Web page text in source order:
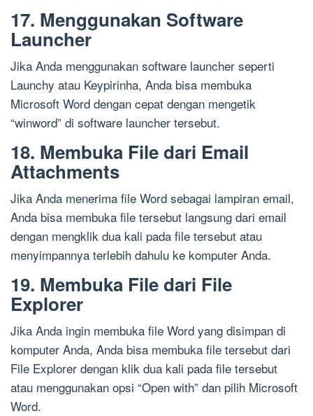
17. Menggunakan Software
Launcher
Jika Anda menggunakan software launcher seperti
Launchy atau Keypirinha, Anda bisa membuka
Microsoft Word dengan cepat dengan mengetik
“winword” di software launcher tersebut.
18. Membuka File dari Email
Attachments
Jika Anda menerima file Word sebagai lampiran email,
Anda bisa membuka file tersebut langsung dari email
dengan mengklik dua kali pada file tersebut atau
menyimpannya terlebih dahulu ke komputer Anda.
19. Membuka File dari File
Explorer
Jika Anda ingin membuka file Word yang disimpan di
komputer Anda, Anda bisa membuka file tersebut dari
File Explorer dengan klik dua kali pada file tersebut
atau menggunakan opsi “Open with” dan pilih Microsoft
Word.